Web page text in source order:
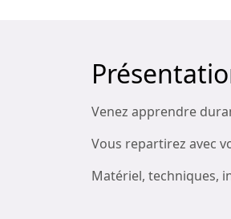
Venez apprendre
Vous repartirez avec
Matériel, techniques,